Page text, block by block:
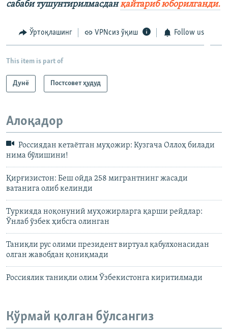
сабаби тушунтирилмасданқайтариб юборилганди.
Ўртоқлашинг VPNсиз ўқиш Follow us
This item is part of
Дунë Постсовет ҳудуд
Алоқадор
Россиядан кетаётган муҳожир: Кузгача Оллоҳ билади
нима бўлишини!
Қирғизистон: Беш ойда 258 мигрантнинг жасади
ватанига олиб келинди
Туркияда ноқонуний муҳожирларга қарши рейдлар:
Ўнлаб ўзбек ҳибсга олинган
Таниқли рус олими президент виртуал қабулхонасидан
олган жавобдан қониқмади
Россиялик таниқли олим Ўзбекистонга киритилмади
Кўрмай қолган бўлсангиз